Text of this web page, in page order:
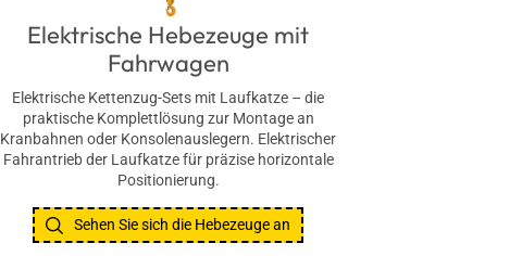
Elektrische Hebezeuge mit
Fahrwagen
Elektrische Kettenzug-Sets mit Laufkatze – die
praktische Komplettlösung zur Montage an
Kranbahnen oder Konsolenauslegern. Elektrischer
Fahrantrieb der Laufkatze für präzise horizontale
Positionierung.
Sehen Sie sich die Hebezeuge an